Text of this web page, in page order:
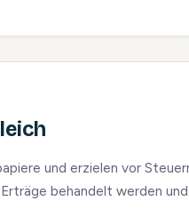
und erzielen vor
behandelt werden